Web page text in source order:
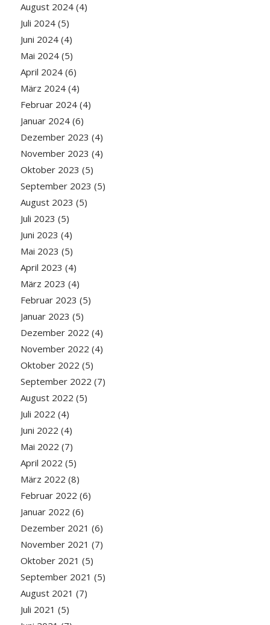
August 2024(4)
Juli 2024(5)
Juni 2024(4)
Mai 2024(5)
April 2024(6)
März 2024(4)
Februar 2024(4)
Januar 2024(6)
Dezember 2023 (4)
November 2023 (4)
Oktober 2023 (5)
September 2023 (5)
August 2023 (5)
Juli 2023 (5)
Juni 2023 (4)
Mai 2023 (5)
April 2023 (4)
März 2023 (4)
Februar 2023 (5)
Januar 2023 (5)
Dezember 2022 (4)
November 2022 (4)
Oktober 2022 (5)
September 2022 (7)
August 2022 (5)
Juli 2022 (4)
Juni 2022 (4)
Mai 2022 (7)
April 2022 (5)
März 2022 (8)
Februar 2022 (6)
Januar 2022 (6)
Dezember 2021 (6)
November 2021 (7)
Oktober 2021 (5)
September 2021 (5)
August 2021 (7)
Juli 2021 (5)